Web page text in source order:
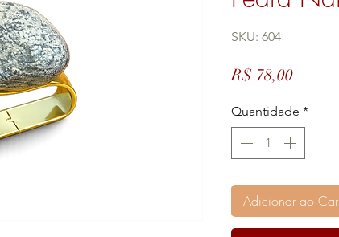
SKU: 604
R$ 78,00Preço
Quantidade *
Adicionar ao